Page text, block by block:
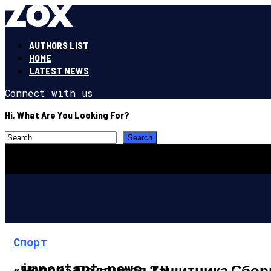
AUTHORS LIST
HOME
LATEST NEWS
Connect with us
Hi, What Are You Looking For?
Спорт